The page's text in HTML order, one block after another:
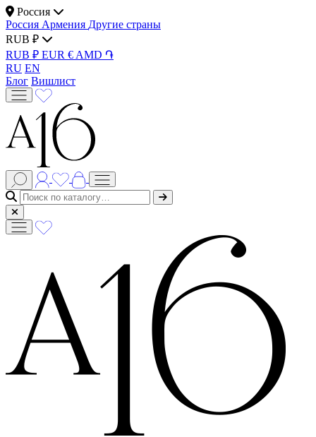
Россия
Россия Армения Другие страны
RUB ₽
RUB ₽ EUR € AMD ֏
RU EN
Блог Вишлист